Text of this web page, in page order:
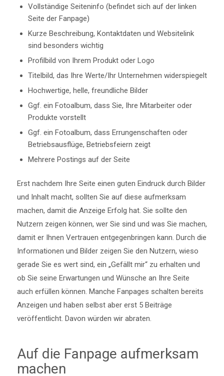
Vollständige Seiteninfo (befindet sich auf der linken
Seite der Fanpage)
Kurze Beschreibung, Kontaktdaten und Websitelink
sind besonders wichtig
Profilbild von Ihrem Produkt oder Logo
Titelbild, das Ihre Werte/Ihr Unternehmen widerspiegelt
Hochwertige, helle, freundliche Bilder
Ggf. ein Fotoalbum, dass Sie, Ihre Mitarbeiter oder
Produkte vorstellt
Ggf. ein Fotoalbum, dass Errungenschaften oder
Betriebsausflüge, Betriebsfeiern zeigt
Mehrere Postings auf der Seite
Erst nachdem Ihre Seite einen guten Eindruck durch Bilder
und Inhalt macht, sollten Sie auf diese aufmerksam
machen, damit die Anzeige Erfolg hat. Sie sollte den
Nutzern zeigen können, wer Sie sind und was Sie machen,
damit er Ihnen Vertrauen entgegenbringen kann. Durch die
Informationen und Bilder zeigen Sie den Nutzern, wieso
gerade Sie es wert sind, ein „Gefällt mir“ zu erhalten und
ob Sie seine Erwartungen und Wünsche an Ihre Seite
auch erfüllen können. Manche Fanpages schalten bereits
Anzeigen und haben selbst aber erst 5 Beiträge
veröffentlicht. Davon würden wir abraten.
Auf die Fanpage aufmerksam
machen